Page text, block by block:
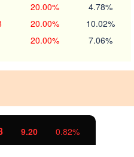
20.00% 4.78%
20.00% 10.02%
20.00% 7.06%
9.20 0.82%